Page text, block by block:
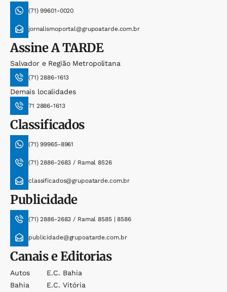
(71) 99601-0020
jornalismoportal@grupoatarde.com.br
AssineA TARDE
Salvador e Região Metropolitana
(71) 2886-1613
Demais localidades
71 2886-1613
Classificados
(71) 99965-8961
(71) 2886-2683 / Ramal 8526
classificados@grupoatarde.com.br
Publicidade
(71) 2886-2683 / Ramal 8585 | 8586
publicidade@grupoatarde.com.br
Canais e Editorias
Autos
Bahia
E.c. Bahia
E.c. Vitória